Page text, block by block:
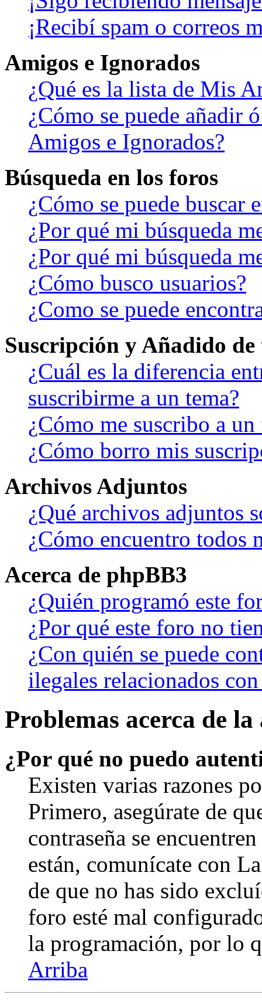
¡Recibí spam o correos
Amigos e Ignorados
¿Qué es la lista de Mis
¿Cómo se puede añadir
Amigos e Ignorados?
Búsqueda en los foros
¿Cómo se puede buscar
¿Por qué mi búsqueda
¿Por qué mi búsqueda
¿Cómo busco usuarios?
¿Como se puede
Suscripción y Añadido
¿Cuál es la diferencia
suscribirme a un tema?
¿Cómo me suscribo a
¿Cómo borro mis
Archivos Adjuntos
¿Qué archivos adjuntos
¿Cómo encuentro todos
Acerca de phpBB3
¿Quién programó este
¿Por qué este foro no
¿Con quién se puede
ilegales relacionados
Problemas acerca de
¿Por qué no puedo
Existen varias razones
Primero, asegúrate de
contraseña se
están, comunícate con
de que no has sido
foro esté mal
la programación, por lo
Arriba